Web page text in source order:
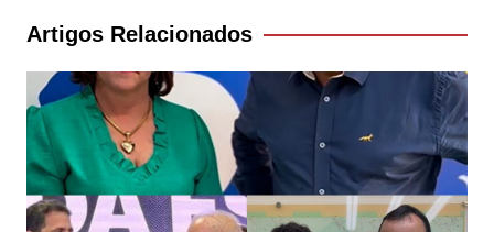
Post
Artigos Relacionados